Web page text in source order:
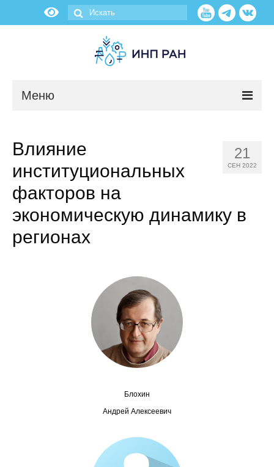
Меню
Об институте
Научные подразделения
Администрация
Отчетность
Противодействие коррупции
Материалы для СМИ
21
СЕН 2022
Влияние
институциональных
факторов на
экономическую динамику в
регионах
Блохин
Андрей Алексеевич